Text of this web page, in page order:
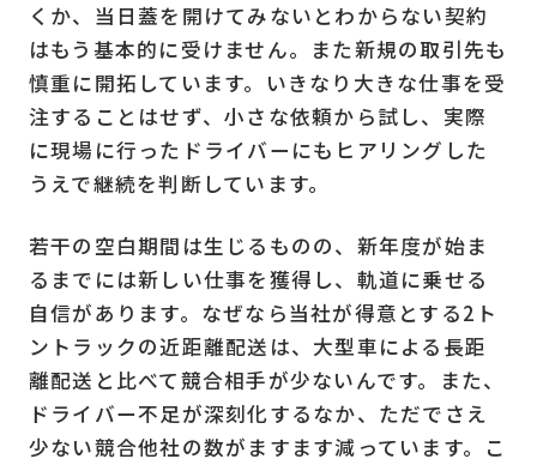
くか、当日蓋を開けてみないとわからない契約
はもう基本的に受けません。また新規の取引先も
慎重に開拓しています。いきなり大きな仕事を受
注することはせず、小さな依頼から試し、実際
に現場に行ったドライバーにもヒアリングした
うえで継続を判断しています。
若干の空白期間は生じるものの、新年度が始ま
るまでには新しい仕事を獲得し、軌道に乗せる
自信があります。なぜなら当社が得意とする2ト
ントラックの近距離配送は、大型車による長距
離配送と比べて競合相手が少ないんです。また、
ドライバー不足が深刻化するなか、ただでさえ
少ない競合他社の数がますます減っています。こ